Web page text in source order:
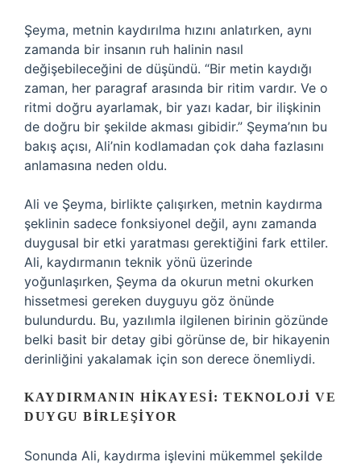
Şeyma, metnin kaydırılma hızını anlatırken, aynı
zamanda bir insanın ruh halinin nasıl
değişebileceğini de düşündü. “Bir metin kaydığı
zaman, her paragraf arasında bir ritim vardır. Ve o
ritmi doğru ayarlamak, bir yazı kadar, bir ilişkinin
de doğru bir şekilde akması gibidir.” Şeyma’nın bu
bakış açısı, Ali’nin kodlamadan çok daha fazlasını
anlamasına neden oldu.
Ali ve Şeyma, birlikte çalışırken, metnin kaydırma
şeklinin sadece fonksiyonel değil, aynı zamanda
duygusal bir etki yaratması gerektiğini fark ettiler.
Ali, kaydırmanın teknik yönü üzerinde
yoğunlaşırken, Şeyma da okurun metni okurken
hissetmesi gereken duyguyu göz önünde
bulundurdu. Bu, yazılımla ilgilenen birinin gözünde
belki basit bir detay gibi görünse de, bir hikayenin
derinliğini yakalamak için son derece önemliydi.
KAYDIRMANIN HIKAYESI: TEKNOLOJI VE
DUYGU BIRLEŞIYOR
Sonunda Ali, kaydırma işlevini mükemmel şekilde